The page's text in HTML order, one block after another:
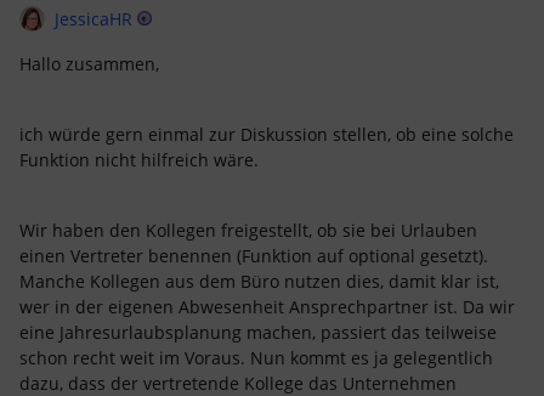
JessicaHR
Hallo zusammen,
ich würde gern einmal zur Diskussion stellen, ob eine solche
Funktion nicht hilfreich wäre.
Wir haben den Kollegen freigestellt, ob sie bei Urlauben
einen Vertreter benennen (Funktion auf optional gesetzt).
Manche Kollegen aus dem Büro nutzen dies, damit klar ist,
wer in der eigenen Abwesenheit Ansprechpartner ist. Da wir
eine Jahresurlaubsplanung machen, passiert das teilweise
schon recht weit im Voraus. Nun kommt es ja gelegentlich
dazu, dass der vertretende Kollege das Unternehmen